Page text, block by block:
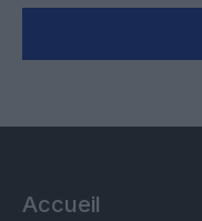
Accueil